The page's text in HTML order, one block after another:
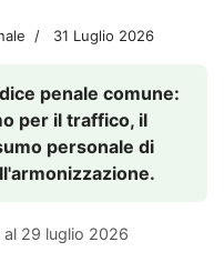
31 Luglio 2026
penale comune:
per il traffico, il
personale di
al 29 luglio 2026